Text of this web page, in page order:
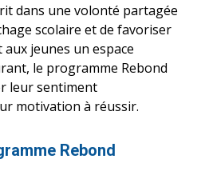
dans une volonté partagée
scolaire et de favoriser
aux jeunes un espace
le programme Rebond
leur sentiment
motivation à réussir.
Rebond